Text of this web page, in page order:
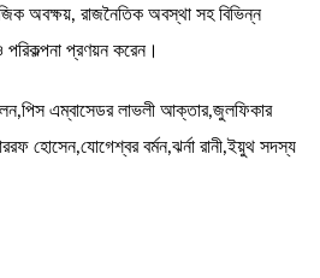
অবক্ষয়, রাজনৈতিক অবস্থা সহ বিভিন্ন
পরিকল্পনা প্রণয়ন করেন।
এম্বাসেডর লাভলী আক্তার,জুলফিকার
হোসেন,যোগেশ্বর বর্মন,ঝর্না রানী,ইয়ুথ সদস্য